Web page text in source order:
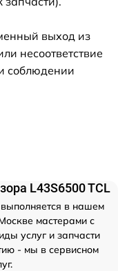
выход из
несоответствие
соблюдении
L43S6500 TCL
выполняется в нашем
мастерами с
услуг и запчасти
- мы в сервисном